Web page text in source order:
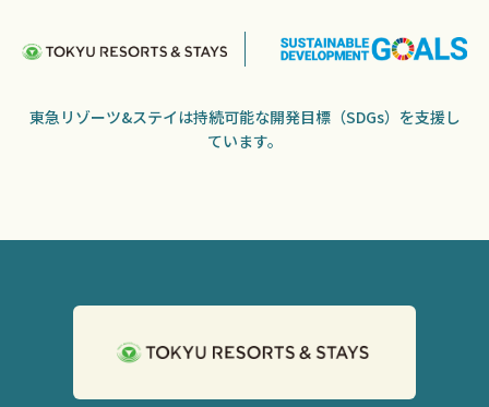
東急リゾーツ&ステイは持続可能な開発目標（SDGs）を支援し
ています。